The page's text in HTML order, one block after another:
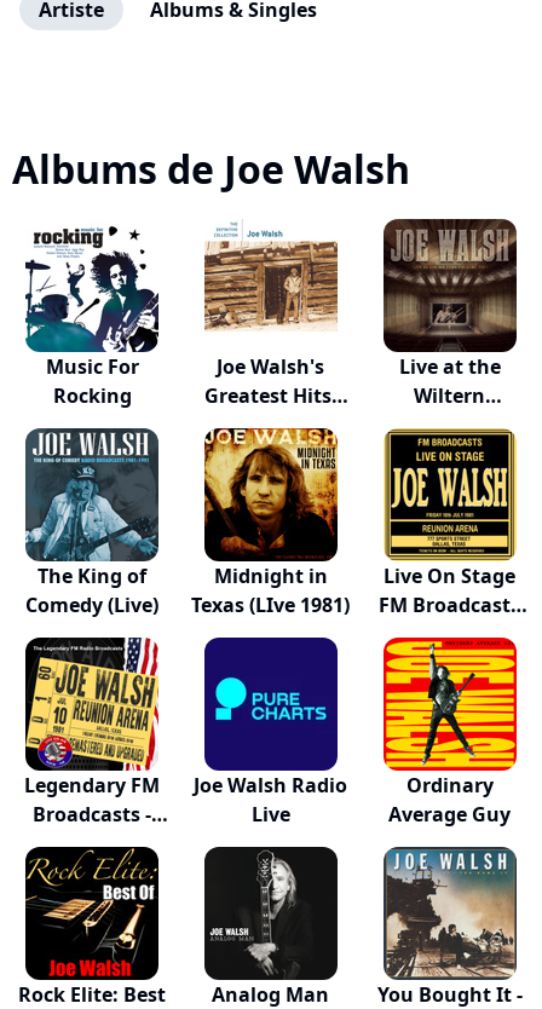
Artiste Albums & Singles
Albums de Joe Walsh
Music For
Rocking
Joe Walsh's
Greatest Hits:
Li...
Live at the
Wiltern
Theatre,...
The King of
Comedy (Live)
Midnight in
Texas (LIve 1981)
Live On Stage
FM Broadcasts
-...
Legendary FM
Broadcasts -
Reu...
Joe Walsh Radio
Live
Ordinary
Average Guy
Rock Elite: Best
Analog Man
You Bought It -